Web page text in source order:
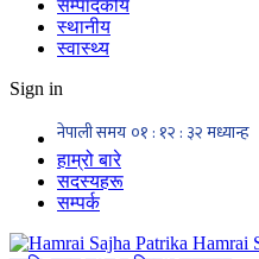
सम्पादकीय
स्थानीय
स्वास्थ्य
Sign in
हाम्रो बारे
सदस्यहरू
सम्पर्क
Hamrai